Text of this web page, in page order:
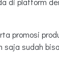
promosi
sudah